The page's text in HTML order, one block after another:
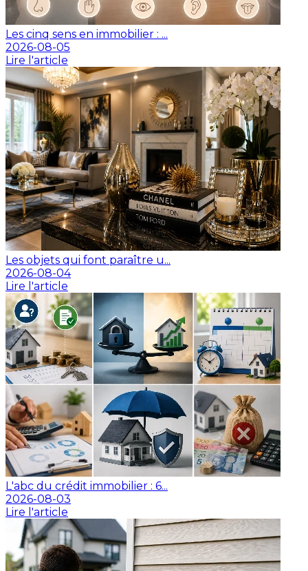
Les cinq sens en immobilier : ...
2026-08-05
Lire l'article
Les objets qui font paraître u...
2026-08-04
Lire l'article
L'abc du crédit immobilier : 6...
2026-08-03
Lire l'article